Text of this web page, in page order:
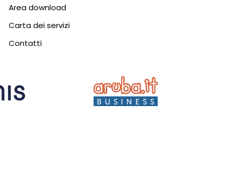
Area download
Carta dei servizi
Contatti